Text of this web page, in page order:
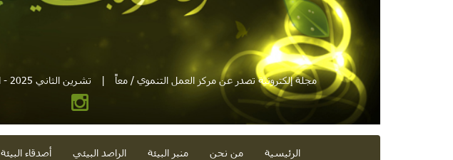
مجلة إلكترونية تصدر عن مركز العمل التنموي / معاً | تشرين الثاني 2025 - العدد 180 (2025-11-01)
الرئيسية من نحن منبر البيئة الراصد البيئي أصدقاء البيئة